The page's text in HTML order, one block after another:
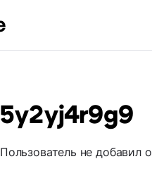
5y2yj4r9g9
Пользователь не добавил